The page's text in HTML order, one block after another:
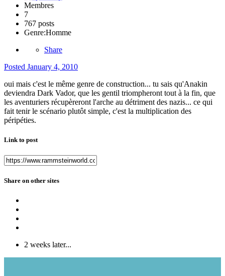
Membres
7
767 posts
Genre:Homme
Share
Posted January 4, 2010
oui mais c'est le même genre de construction... tu sais qu'Anakin
deviendra Dark Vador, que les gentil triompheront tout à la fin, que
les aventuriers récupèreront l'arche au détriment des nazis... ce qui
fait tenir le scénario plutôt simple, c'est la multiplication des
péripéties.
Link to post
Share on other sites
2 weeks later...